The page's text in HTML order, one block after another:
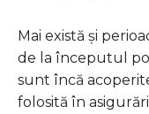
Mai există și
de la începutul
sunt încă
folosită în